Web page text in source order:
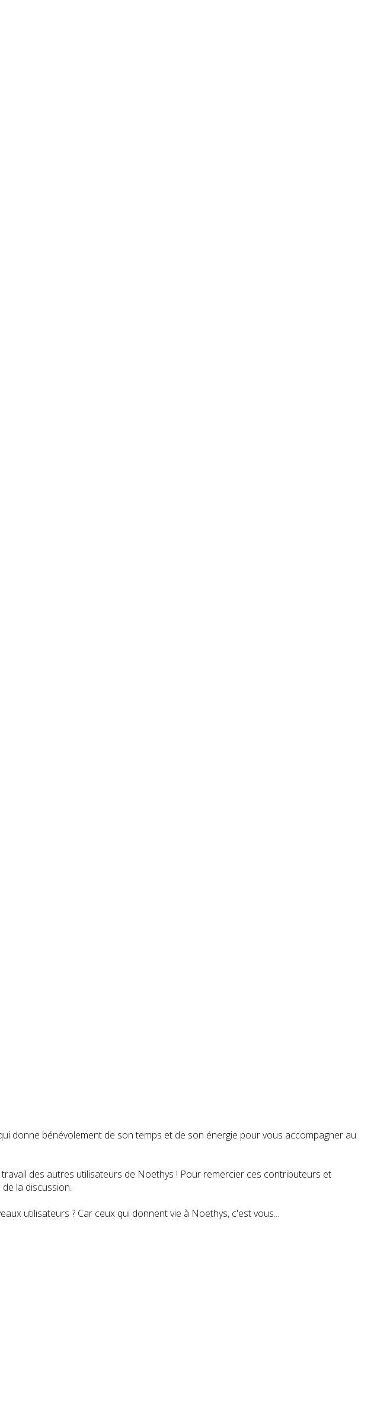
donne bénévolement de son temps et de son énergie pour vous accompagner au
des autres utilisateurs de Noethys ! Pour remercier ces contributeurs et
la discussion.
utilisateurs ? Car ceux qui donnent vie à Noethys, c'est vous...